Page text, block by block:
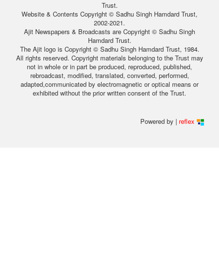
Trust.
Website & Contents Copyright © Sadhu Singh Hamdard Trust,
2002-2021.
Ajit Newspapers & Broadcasts are Copyright © Sadhu Singh
Hamdard Trust.
The Ajit logo is Copyright © Sadhu Singh Hamdard Trust, 1984.
All rights reserved. Copyright materials belonging to the Trust may
not in whole or in part be produced, reproduced, published,
rebroadcast, modified, translated, converted, performed,
adapted,communicated by electromagnetic or optical means or
exhibited without the prior written consent of the Trust.
Powered by | reflex